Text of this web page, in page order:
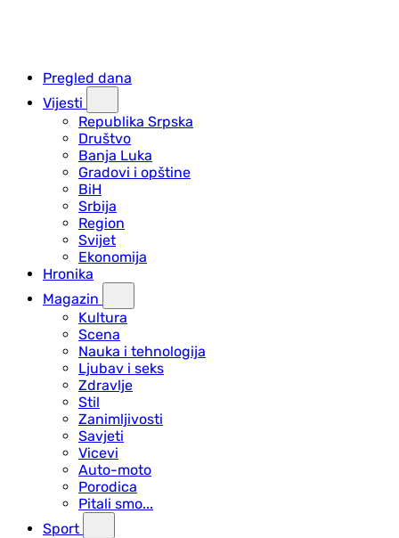
Pregled dana
Vijesti
Republika Srpska
Društvo
Banja Luka
Gradovi i opštine
BiH
Srbija
Region
Svijet
Ekonomija
Hronika
Magazin
Kultura
Scena
Nauka i tehnologija
Ljubav i seks
Zdravlje
Stil
Zanimljivosti
Savjeti
Vicevi
Auto-moto
Porodica
Pitali smo...
Sport